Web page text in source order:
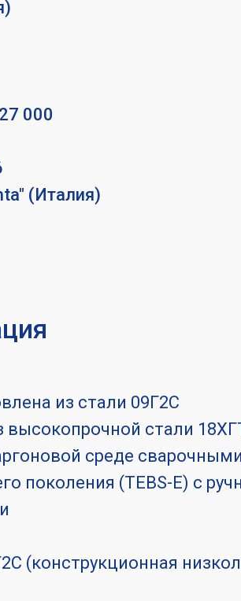
27 000
(Италия)
из стали 09Г2С
высокопрочной стали
среде
поколения (TEBS-E) с
(конструкционная